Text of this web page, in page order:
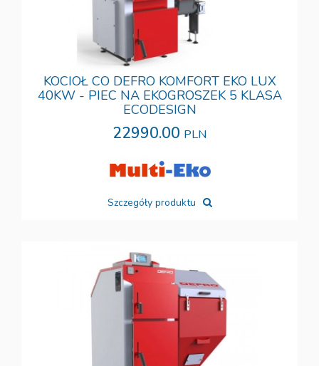
KOCIOŁ CO DEFRO KOMFORT EKO LUX
40KW - PIEC NA EKOGROSZEK 5 KLASA
ECODESIGN
22990.00 PLN
Szczegóły produktu